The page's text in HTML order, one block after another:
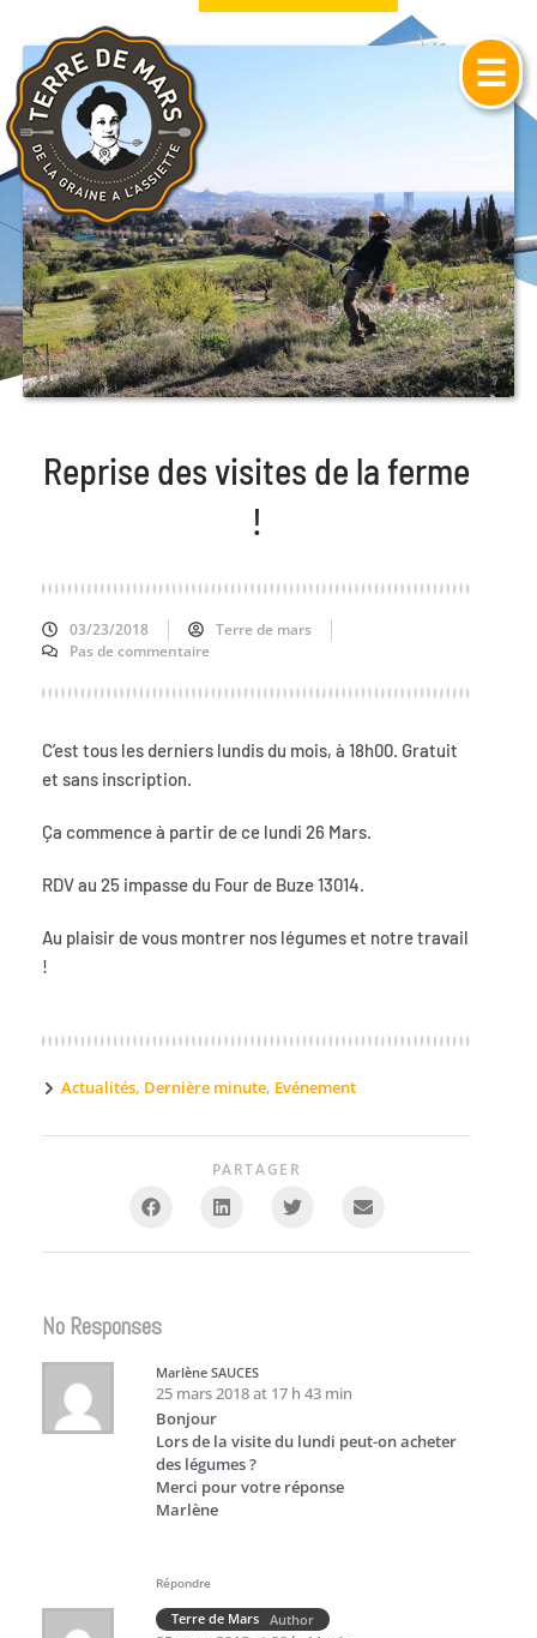
☰
Reprise des visites de la ferme
!
03/23/2018
Terre de mars
Pas de commentaire
C’est tous les derniers lundis du mois, à 18h00. Gratuit
et sans inscription.
Ça commence à partir de ce lundi 26 Mars.
RDV au 25 impasse du Four de Buze 13014.
Au plaisir de vous montrer nos légumes et notre travail
!
Actualités, Dernière minute, Evénement
PARTAGER
No Responses
Marlène SAUCES
25 mars 2018 at 17 h 43 min
Bonjour
Lors de la visite du lundi peut-on acheter
des légumes ?
Merci pour votre réponse
Marlène
Répondre
Terre de Mars Author